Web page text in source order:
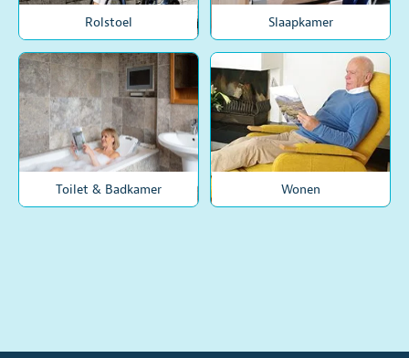
Rolstoel Slaapkamer
Toilet & Badkamer Wonen